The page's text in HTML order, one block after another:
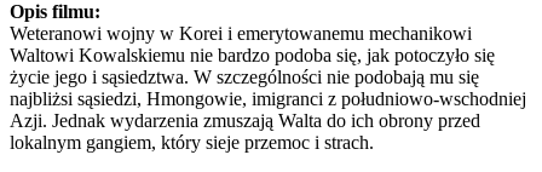
Opis filmu:
Weteranowi wojny w Korei i emerytowanemu mechanikowi
Waltowi Kowalskiemu nie bardzo podoba się, jak potoczyło się
życie jego i sąsiedztwa. W szczególności nie podobają mu się
najbliżsi sąsiedzi, Hmongowie, imigranci z południowo-wschodniej
Azji. Jednak wydarzenia zmuszają Walta do ich obrony przed
lokalnym gangiem, który sieje przemoc i strach.